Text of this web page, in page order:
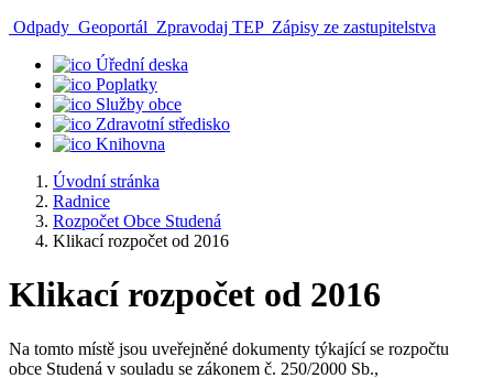
Odpady Geoportál Zpravodaj TEP Zápisy ze zastupitelstva
Úřední deska
Poplatky
Služby obce
Zdravotní středisko
Knihovna
Úvodní stránka
Radnice
Rozpočet Obce Studená
Klikací rozpočet od 2016
Klikací rozpočet od 2016
Na tomto místě jsou uveřejněné dokumenty týkající se rozpočtu
obce Studená v souladu se zákonem č. 250/2000 Sb.,